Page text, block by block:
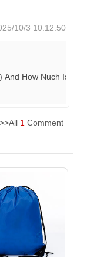
10/3 10:12:50
How Nuch Is
>>All 1 Comment